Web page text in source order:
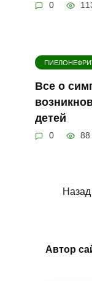
0
Все о
детей
0 88
Назад
Автор